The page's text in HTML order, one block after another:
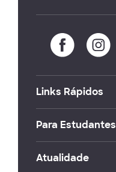
Links Rápidos
Para Estudantes
Atualidade